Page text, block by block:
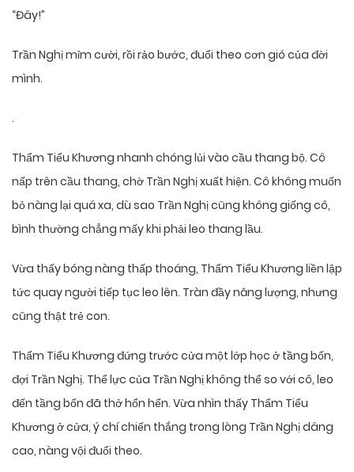
“Đây!”
Trần Nghị mỉm cười, rồi rảo bước, đuổi theo cơn gió của đời
mình.
.
Thẩm Tiểu Khương nhanh chóng lủi vào cầu thang bộ. Cô
nấp trên cầu thang, chờ Trần Nghị xuất hiện. Cô không muốn
bỏ nàng lại quá xa, dù sao Trần Nghị cũng không giống cô,
bình thường chẳng mấy khi phải leo thang lầu.
Vừa thấy bóng nàng thấp thoáng, Thẩm Tiểu Khương liền lập
tức quay người tiếp tục leo lên. Tràn đầy năng lượng, nhưng
cũng thật trẻ con.
Thẩm Tiểu Khương đứng trước cửa một lớp học ở tầng bốn,
đợi Trần Nghị. Thể lực của Trần Nghị không thể so với cô, leo
đến tầng bốn đã thở hổn hển. Vừa nhìn thấy Thẩm Tiểu
Khương ở cửa, ý chí chiến thắng trong lòng Trần Nghị dâng
cao, nàng vội đuổi theo.